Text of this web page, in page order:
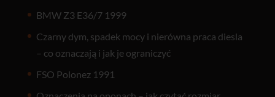
BMW Z3 E36/7 1999
Czarny dym, spadek mocy i nierówna praca diesla
– co oznaczają i jak je ograniczyć
FSO Polonez 1991